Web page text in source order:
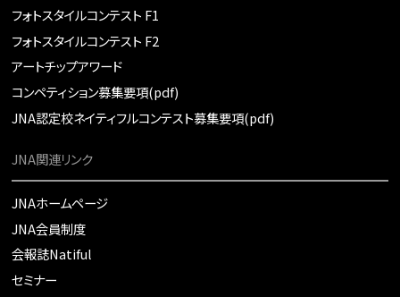
フォトスタイルコンテスト F1
フォトスタイルコンテスト F2
アートチップアワード
コンペティション募集要項(pdf)
JNA認定校ネイティフルコンテスト募集要項(pdf)
JNA関連リンク
JNAホームページ
JNA会員制度
会報誌Natiful
セミナー